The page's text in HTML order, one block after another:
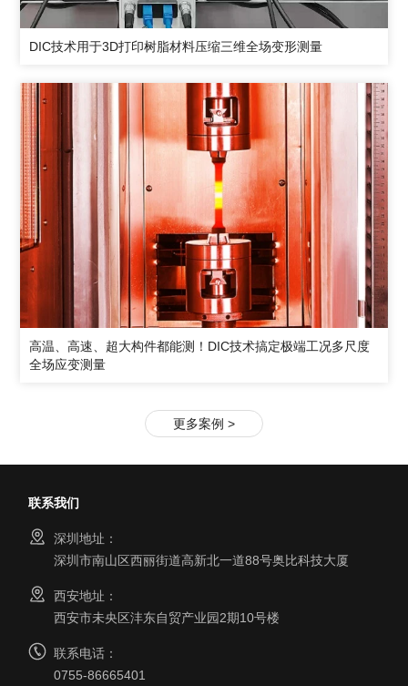
DIC技术用于3D打印树脂材料压缩三维全场变形测量
高温、高速、超大构件都能测！DIC技术搞定极端工况多尺度
全场应变测量
更多案例 >
联系我们
深圳地址：
深圳市南山区西丽街道高新北一道88号奥比科技大厦
西安地址：
西安市未央区沣东自贸产业园2期10号楼
联系电话：
0755-86665401